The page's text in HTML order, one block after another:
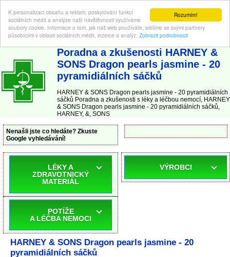
Rozumím!
K personalizaci obsahu a reklam, poskytování funkcí
sociálních médií a analýze naší návštěvnosti využíváme
soubory cookie. Informace o tom, jak náš web používáte, sdílíme se svými partnery
působícími v oblasti sociálních médií, inzerce a analýz. Zobrazit podrobnosti
ABC-LEKARNA.cz | Poradna a zkušenosti s léky a léčbou nemocí
Poradna a zkušenosti HARNEY &
SONS Dragon pearls jasmine - 20
pyramidiálních sáčků
HARNEY & SONS Dragon pearls jasmine - 20 pyramidiálních
sáčků Poradna a zkušenosti s léky a léčbou nemocí, HARNEY
& SONS Dragon pearls jasmine - 20 pyramidiálních sáčků,
HARNEY, &, SONS
Nenašli jste co hledáte? Zkuste
Google vyhledávání!
LÉKY A
ZDRAVOTNICKÝ
MATERIÁL
POTÍŽE
A LÉČBA NEMOCI
VÝROBCI
HARNEY & SONS Dragon pearls jasmine - 20
pyramidiálních sáčků